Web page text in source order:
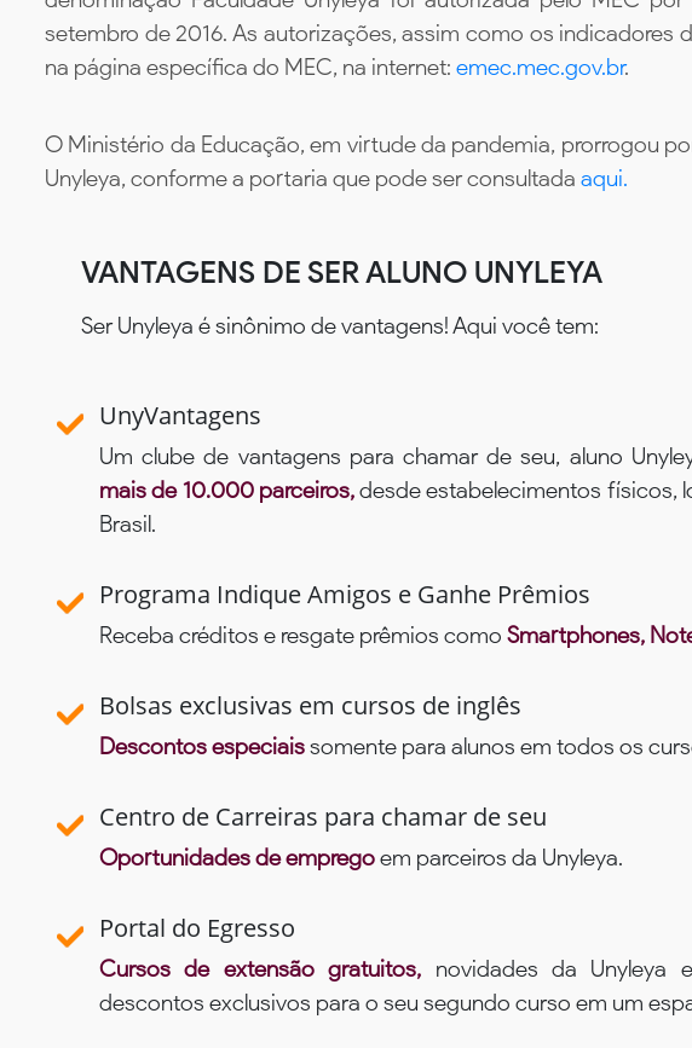
setembro de 2016. As autorizações, assim como os indicadores
na página específica do MEC, na internet: emec.mec.gov.br.
O Ministério da Educação, em virtude da pandemia, prorrogou
Unyleya, conforme a portaria que pode ser consultada aqui.
VANTAGENS DE SER ALUNO UNYLEYA
Ser Unyleya é sinônimo de vantagens! Aqui você tem:
UnyVantagens
Um clube de vantagens para chamar de seu, aluno
mais de 10.000 parceiros,desde estabelecimentos físicos,
Brasil.
Programa Indique Amigos e Ganhe Prêmios
Receba créditos e resgate prêmios como Smartphones,
Bolsas exclusivas em cursos de inglês
Descontos especiaissomente para alunos em todos os
Centro de Carreiras para chamar de seu
Oportunidades de empregoem parceiros da Unyleya.
Portal do Egresso
Cursos de extensão gratuitos, novidades da Unyleya
descontos exclusivos para o seu segundo curso em um